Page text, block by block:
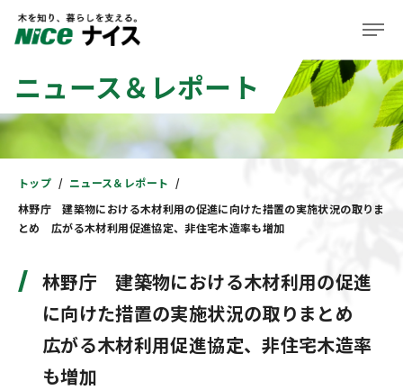
企業情報
事業紹介
サステナビリティ
採用情報
住まい
ニュース＆レポート
トップ
ニュース＆レポート
林野庁 建築物における木材利用の促進に向けた措置の実施状況の取りま
とめ 広がる木材利用促進協定、非住宅木造率も増加
林野庁 建築物における木材利用の促進
に向けた措置の実施状況の取りまとめ
広がる木材利用促進協定、非住宅木造率
も増加